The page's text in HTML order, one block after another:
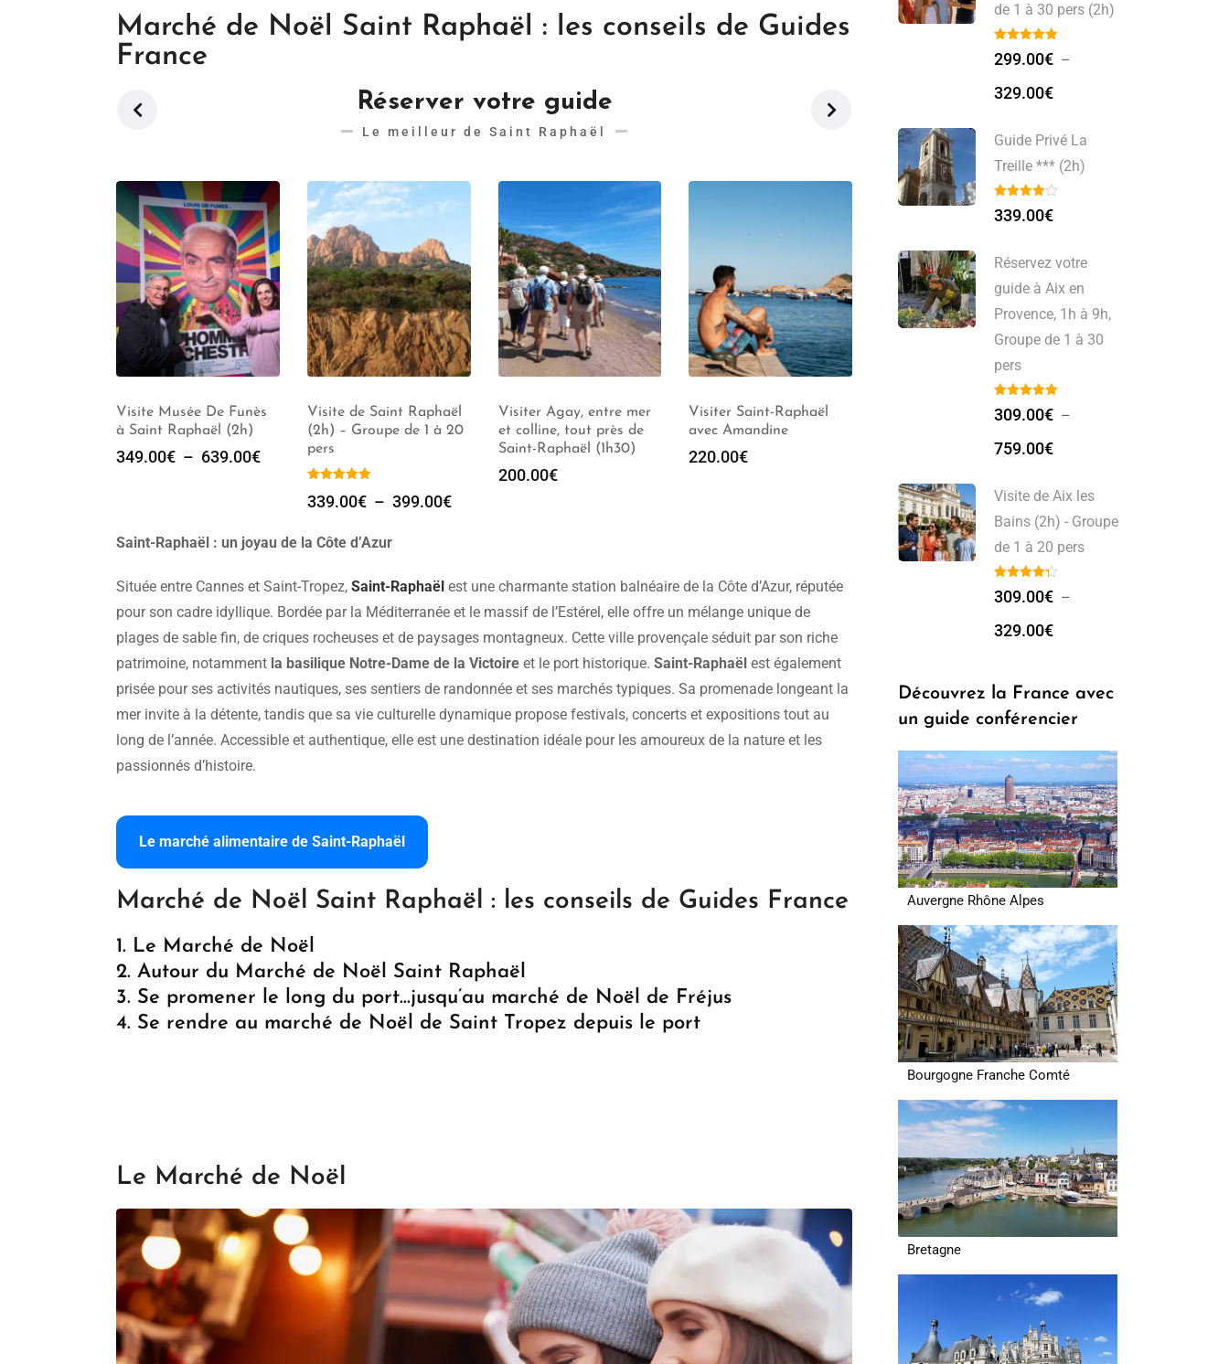
Marché de Noël Saint Raphaël : les conseils de Guides
France
Réserver votre guide
Le meilleur de Saint Raphaël
Visite Musée De Funès
à Saint Raphaël (2h)
349.00€ – 639.00€
Visite de Saint Raphaël
(2h) – Groupe de 1 à 20
pers
339.00€ – 399.00€
Visiter Agay, entre mer
et colline, tout près de
Saint-Raphaël (1h30)
200.00€
Visiter Saint-Raphaël
avec Amandine
220.00€
Le débarquement de
Saint-Raphaël : un joyau de la Côte d’Azur
Située entre Cannes et Saint-Tropez, Saint-Raphaël est une charmante station balnéaire de la Côte d’Azur, réputée
pour son cadre idyllique. Bordée par la Méditerranée et le massif de l’Estérel, elle offre un mélange unique de
plages de sable fin, de criques rocheuses et de paysages montagneux. Cette ville provençale séduit par son riche
patrimoine, notamment la basilique Notre-Dame de la Victoire et le port historique. Saint-Raphaël est également
prisée pour ses activités nautiques, ses sentiers de randonnée et ses marchés typiques. Sa promenade longeant la
mer invite à la détente, tandis que sa vie culturelle dynamique propose festivals, concerts et expositions tout au
long de l’année. Accessible et authentique, elle est une destination idéale pour les amoureux de la nature et les
passionnés d’histoire.
Le marché alimentaire de Saint-Raphaël
Marché de Noël Saint Raphaël : les conseils de Guides France
1. Le Marché de Noël
2. Autour du Marché de Noël Saint Raphaël
3. Se promener le long du port…jusqu’au marché de Noël de Fréjus
4. Se rendre au marché de Noël de Saint Tropez depuis le port
Le Marché de Noël
de 1 à 30 pers (2h)
299.00€ –
329.00€
Guide Privé La
Treille *** (2h)
339.00€
Réservez votre
guide à Aix en
Provence, 1h à 9h,
Groupe de 1 à 30
pers
309.00€ –
759.00€
Visite de Aix les
Bains (2h) - Groupe
de 1 à 20 pers
309.00€ –
329.00€
Découvrez la France avec
un guide conférencier
Auvergne Rhône Alpes
Bourgogne Franche Comté
Bretagne